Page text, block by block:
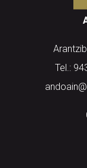
Tel.: